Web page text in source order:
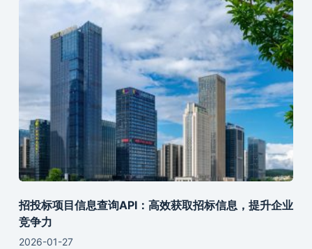
招投标项目信息查询API：高效获取招标信息，提升企业
竞争力
2026-01-27